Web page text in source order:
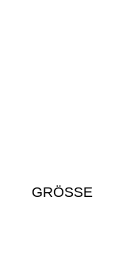
GRÖSSE